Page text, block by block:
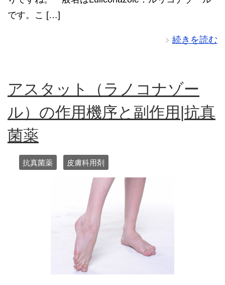
です。こ […]
続きを読む
アスタット（ラノコナゾー
ル）の作用機序と副作用|抗真
菌薬
抗真菌薬 皮膚科用剤